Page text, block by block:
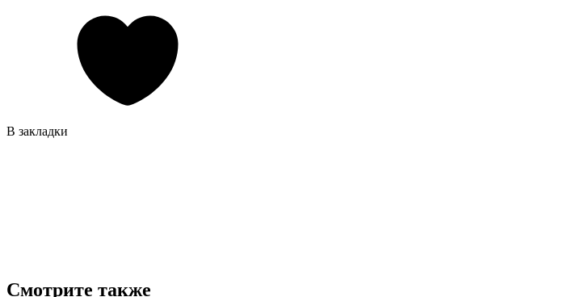
В закладки
Смотрите также